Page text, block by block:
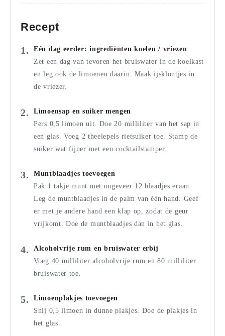
Recept
Eén dag eerder: ingrediënten koelen / vriezen
Zet een dag van tevoren het bruiswater in de koelkast
en leg ook de limoenen daarin. Maak ijsklontjes in
de vriezer.
Limoensap en suiker mengen
Pers 0,5 limoen uit. Doe 20 milliliter van het sap in
een glas. Voeg 2 theelepels rietsuiker toe. Stamp de
suiker wat fijner met een cocktailstamper.
Muntblaadjes toevoegen
Pak 1 takje munt met ongeveer 12 blaadjes eraan.
Leg de muntblaadjes in de palm van één hand. Geef
er met je andere hand een klap op, zodat de geur
vrijkomt. Doe de muntblaadjes dan in het glas.
Alcoholvrije rum en bruiswater erbij
Voeg 40 milliliter alcoholvrije rum en 80 milliliter
bruiswater toe.
Limoenplakjes toevoegen
Snij 0,5 limoen in dunne plakjes. Doe de plakjes in
het glas.